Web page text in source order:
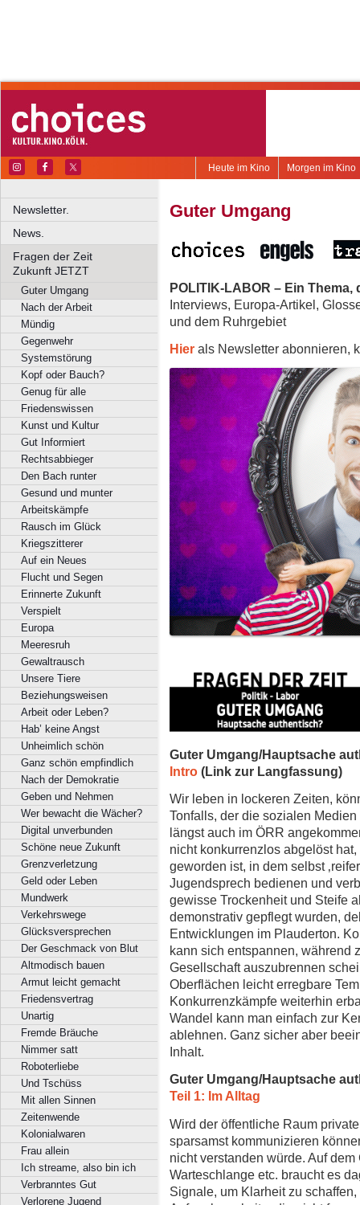
Morgen im Kino
Heute im Kino
Newsletter.
News.
Fragen der Zeit
Zukunft JETZT
Guter Umgang
Nach der Arbeit
Mündig
Gegenwehr
Systemstörung
Kopf oder Bauch?
Genug für alle
Friedenswissen
Kunst und Kultur
Gut Informiert
Rechtsabbieger
Den Bach runter
Gesund und munter
Arbeitskämpfe
Rausch im Glück
Kriegszitterer
Auf ein Neues
Flucht und Segen
Erinnerte Zukunft
Verspielt
Europa
Meeresruh
Gewaltrausch
Unsere Tiere
Beziehungsweisen
Arbeit oder Leben?
Hab’ keine Angst
Unheimlich schön
Ganz schön empfindlich
Nach der Demokratie
Geben und Nehmen
Wer bewacht die Wächer?
Digital unverbunden
Schöne neue Zukunft
Grenzverletzung
Geld oder Leben
Mundwerk
Verkehrswege
Glücksversprechen
Der Geschmack von Blut
Altmodisch bauen
Armut leicht gemacht
Friedensvertrag
Unartig
Fremde Bräuche
Nimmer satt
Roboterliebe
Und Tschüss
Mit allen Sinnen
Zeitenwende
Kolonialwaren
Frau allein
Ich streame, also bin ich
Verbranntes Gut
Verlorene Jugend
Guter Umgang
POLITIK-LABOR – Ein
Interviews, Europa-Artikel,
und dem Ruhrgebiet
Hier als Newsletter abonnieren,
Guter Umgang/Hauptsache
Intro (Link zur Langfassung)
Wir leben in lockeren Zeiten,
Tonfalls, der die sozialen
längst auch im ÖRR
nicht konkurrenzlos abgelöst
geworden ist, in dem selbst
Jugendsprech bedienen und
gewisse Trockenheit und Steife
demonstrativ gepflegt wurden,
Entwicklungen im Plauderton.
kann sich entspannen, während
Gesellschaft auszubrennen
Oberflächen leicht erregbare
Konkurrenzkämpfe weiterhin
Wandel kann man einfach zur
ablehnen. Ganz sicher aber
Inhalt.
Guter Umgang/Hauptsache
Teil 1: Im Alltag
Wird der öffentliche Raum
sparsamst kommunizieren
nicht verstanden würde. Auf
Warteschlange etc. braucht es
Signale, um Klarheit zu